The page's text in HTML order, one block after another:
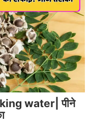
water| पीने